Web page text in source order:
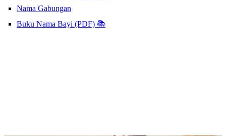
Nama Gabungan
Buku Nama Bayi (PDF) 📚